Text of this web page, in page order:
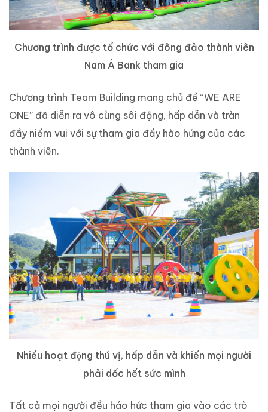
Chương trình được tổ chức với đông đảo thành viên
Nam Á Bank tham gia
Chương trình Team Building mang chủ đề “WE ARE
ONE” đã diễn ra vô cùng sôi động, hấp dẫn và tràn
đầy niềm vui với sự tham gia đầy hào hứng của các
thành viên.
Nhiều hoạt động thú vị, hấp dẫn và khiến mọi người
phải dốc hết sức mình
Tất cả mọi người đều háo hức tham gia vào các trò